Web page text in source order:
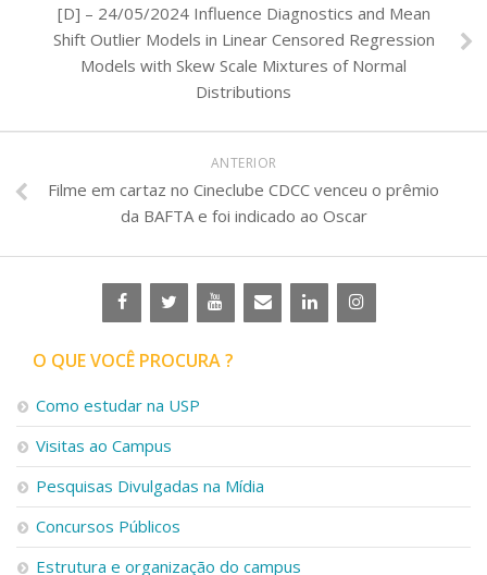
[D] – 24/05/2024 Influence Diagnostics and Mean
Shift Outlier Models in Linear Censored Regression
Models with Skew Scale Mixtures of Normal
Distributions
ANTERIOR
Filme em cartaz no Cineclube CDCC venceu o prêmio
da BAFTA e foi indicado ao Oscar
O QUE VOCÊ PROCURA ?
Como estudar na USP
Visitas ao Campus
Pesquisas Divulgadas na Mídia
Concursos Públicos
Estrutura e organização do campus